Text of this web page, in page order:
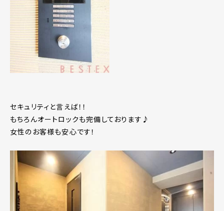
セキュリティと言えば！！
もちろんオートロックも完備しております♪
女性のお客様も安心です！